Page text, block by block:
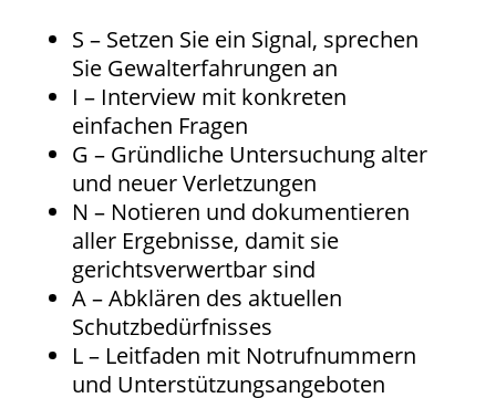
S – Setzen Sie ein Signal, sprechen
Sie Gewalterfahrungen an
I – Interview mit konkreten
einfachen Fragen
G – Gründliche Untersuchung alter
und neuer Verletzungen
N – Notieren und dokumentieren
aller Ergebnisse, damit sie
gerichtsverwertbar sind
A – Abklären des aktuellen
Schutzbedürfnisses
L – Leitfaden mit Notrufnummern
und Unterstützungsangeboten